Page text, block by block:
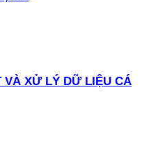
VÀ XỬ LÝ DỮ LIỆU CÁ